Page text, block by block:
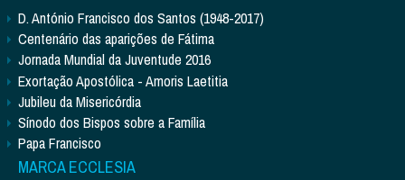
D. António Francisco dos Santos (1948-2017)
Centenário das aparições de Fátima
Jornada Mundial da Juventude 2016
Exortação Apostólica - Amoris Laetitia
Jubileu da Misericórdia
Sínodo dos Bispos sobre a Família
Papa Francisco
MARCA ECCLESIA